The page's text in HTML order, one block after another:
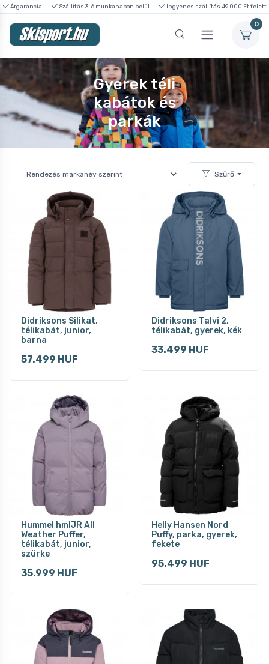
Árgarancia Szállítás 3-6 munkanapon belül Ingyenes szállítás 49 000 Ft felett
0
Gyerek téli
kabátok és
parkák
Szűrő
Didriksons Silikat,
télikabát, junior,
barna
57.499 HUF
Didriksons Talvi 2,
télikabát, gyerek, kék
33.499 HUF
Hummel hmlJR All
Weather Puffer,
télikabát, junior,
szürke
35.999 HUF
Helly Hansen Nord
Puffy, parka, gyerek,
fekete
95.499 HUF